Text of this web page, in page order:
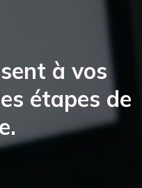
à vos
étapes de